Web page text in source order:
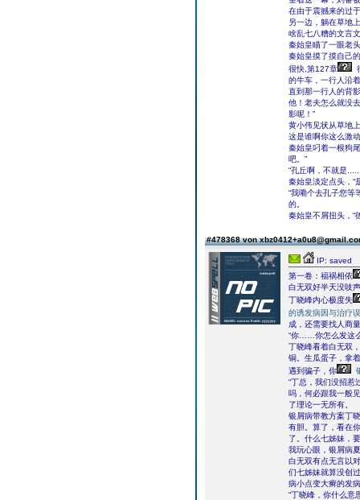
在由于震撼来的过
另一边，躺在草地
啥乱七八糟的文言
秦始皇瞄了一眼老
秦始皇摸了摸自己
很快,第127章
的牛车，一行人沿
直到那一行人的背
他！老夫怎么就没
影呢！”
黄小伟见状从草地
这是谁啊你这么激
秦始皇叼着一根狗
吧。”
“孔丘啊，不就是
秦始皇淡定点头，“
“我嘞个去孔子您等
的。
秦始皇不屑扭头，“
#478368 von
IP: saved
第一卷：福祸相依
白无双好半天没吱
丁晓峰内心极度失
的诱发病因与治疗
成，还需要找人商
“你……你怎么发这
丁晓峰看着白无双
铜。生瓜蛋子，拿
遇到骗子，你
“丁总，我们没招惹
吗，何必跟我一般
了理论一无所有。
银屑病带教方案丁
有胆。算了，看在
了。什么七姊妹，
我玩心眼，银屑病
白无双有点无言以
们七姊妹就算没创
病小点变大癣的发
“丁晓峰，你什么意